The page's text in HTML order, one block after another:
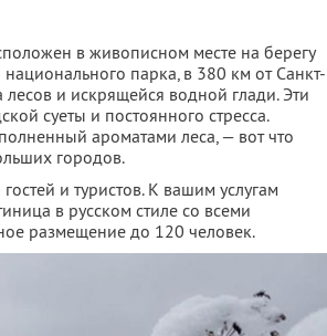
в живописном месте на берегу
парка, в 380 км от Санкт-
и искрящейся водной глади. Эти
суеты и постоянного стресса.
ароматами леса, — вот что
городов.
и туристов. К вашим услугам
в русском стиле со всеми
размещение до 120 человек.